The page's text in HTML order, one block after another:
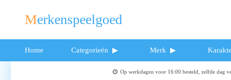
Merkenspeelgoed
Home Categorieën Merk
Op werkdagen voor 16:00 besteld, zelfde dag